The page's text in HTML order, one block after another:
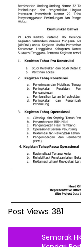
Post Views: 381
Semarak